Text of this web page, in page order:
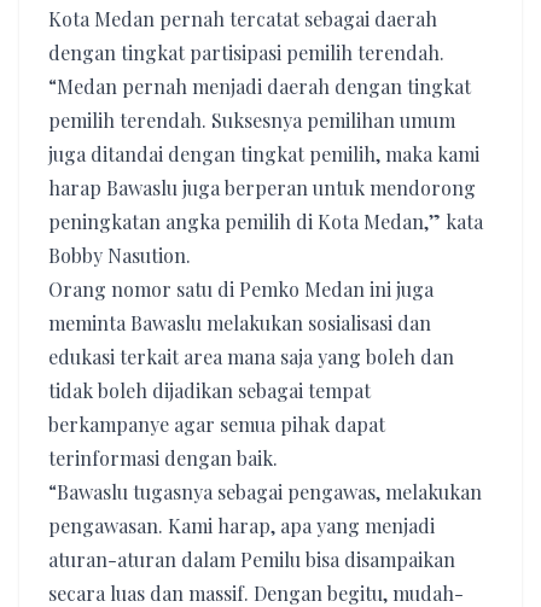
Kota Medan pernah tercatat sebagai daerah
dengan tingkat partisipasi pemilih terendah.
“Medan pernah menjadi daerah dengan tingkat
pemilih terendah. Suksesnya pemilihan umum
juga ditandai dengan tingkat pemilih, maka kami
harap Bawaslu juga berperan untuk mendorong
peningkatan angka pemilih di Kota Medan,” kata
Bobby Nasution.
Orang nomor satu di Pemko Medan ini juga
meminta Bawaslu melakukan sosialisasi dan
edukasi terkait area mana saja yang boleh dan
tidak boleh dijadikan sebagai tempat
berkampanye agar semua pihak dapat
terinformasi dengan baik.
“Bawaslu tugasnya sebagai pengawas, melakukan
pengawasan. Kami harap, apa yang menjadi
aturan-aturan dalam Pemilu bisa disampaikan
secara luas dan massif. Dengan begitu, mudah-